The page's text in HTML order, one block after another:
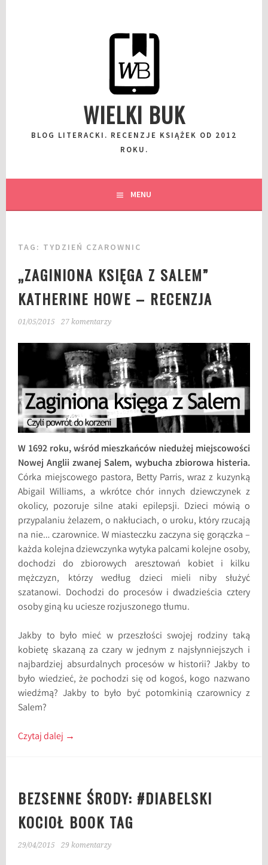
WIELKI BUK
BLOG LITERACKI. RECENZJE KSIĄŻEK OD 2012
ROKU.
MENU
TAG: TYDZIEŃ CZAROWNIC
„ZAGINIONA KSIĘGA Z SALEM”
KATHERINE HOWE – RECENZJA
01/05/2015 27 komentarzy
W 1692 roku, wśród mieszkańców niedużej miejscowości
Nowej Anglii zwanej Salem, wybucha zbiorowa histeria.
Córka miejscowego pastora, Betty Parris, wraz z kuzynką
Abigail Williams, a wkrótce chór innych dziewczynek z
okolicy, pozoruje silne ataki epilepsji. Dzieci mówią o
przypalaniu żelazem, o nakłuciach, o uroku, który rzucają
na nie… czarownice. W miasteczku zaczyna się gorączka –
każda kolejna dziewczynka wytyka palcami kolejne osoby,
dochodzi do zbiorowych aresztowań kobiet i kilku
mężczyzn, którzy według dzieci mieli niby służyć
szatanowi. Dochodzi do procesów i dwadzieścia cztery
osoby giną ku uciesze rozjuszonego tłumu.
Jakby to było mieć w przeszłości swojej rodziny taką
kobietę skazaną za czary w jednym z najsłynniejszych i
najbardziej absurdalnych procesów w historii? Jakby to
było wiedzieć, że pochodzi się od kogoś, kogo nazwano
wiedźmą? Jakby to było być potomkinią czarownicy z
Salem?
Czytaj dalej →
BEZSENNE ŚRODY: #DIABELSKI
KOCIOŁ BOOK TAG
29/04/2015 29 komentarzy